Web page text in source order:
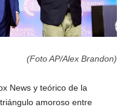
(Foto AP/Alex Brandon)
News y teórico de la
amoroso entre